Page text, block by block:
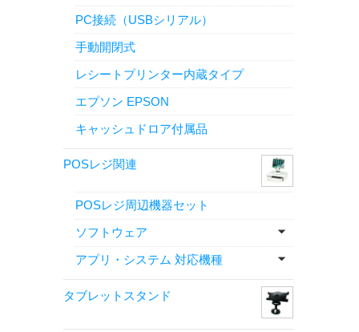
PC接続（USBシリアル）
手動開閉式
レシートプリンター内蔵タイプ
エプソン EPSON
キャッシュドロア付属品
POSレジ関連
POSレジ周辺機器セット
ソフトウェア
アプリ・システム 対応機種
タブレットスタンド